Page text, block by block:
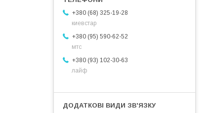
+380 (68) 325-19-28
киевстар
+380 (95) 590-62-52
мтс
+380 (93) 102-30-63
лайф